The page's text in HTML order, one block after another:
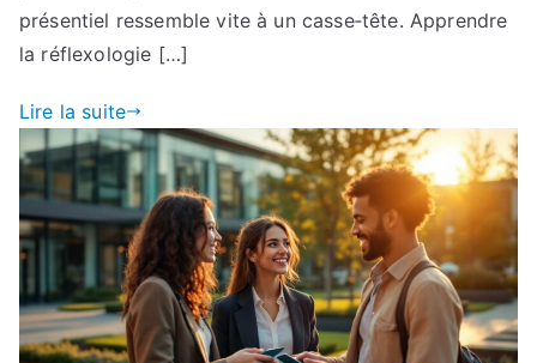
présentiel ressemble vite à un casse‑tête. Apprendre
la réflexologie […]
Lire la suite